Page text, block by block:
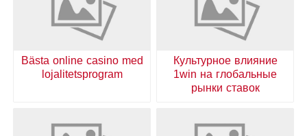
Культурное влияние
1win на глобальные
рынки ставок
Bästa online casino med
lojalitetsprogram